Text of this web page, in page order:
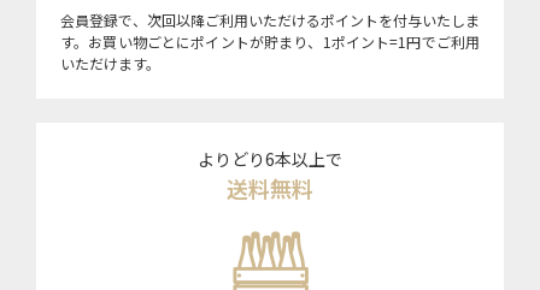
会員登録で、次回以降ご利用いただけるポイントを付与いたしま
す。お買い物ごとにポイントが貯まり、1ポイント=1円でご利用
いただけます。
よりどり6本以上で
送料無料